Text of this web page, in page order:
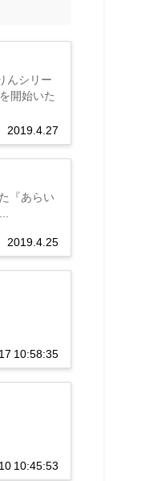
2019.4.27
んシリー
開始いた
2019.4.25
『あらい
10:58:35
10:45:53